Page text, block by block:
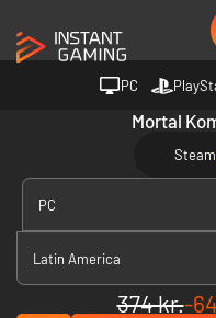
PC
Mortal
Steam
PC
Latin America
374 kr.-